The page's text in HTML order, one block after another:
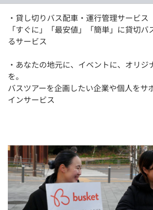
・貸し切りバス配車・運行管理サービス
「すぐに」「最安値」「簡単」に貸切
るサービス
・あなたの地元に、イベントに、オリジ
を。
バスツアーを企画したい企業や個人をサ
インサービス